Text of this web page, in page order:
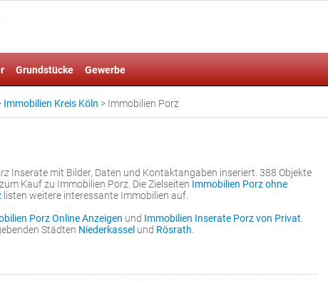
Grundstücke Gewerbe
Immobilien Kreis Köln > Immobilien Porz
Inserate mit Bilder, Daten und Kontaktangaben inseriert. 388 Objekte
Kauf zu Immobilien Porz. Die Zielseiten Immobilien Porz ohne
listen weitere interessante Immobilien auf.
Porz Online Anzeigen und Immobilien Inserate Porz von Privat
Städten Niederkassel und Rösrath